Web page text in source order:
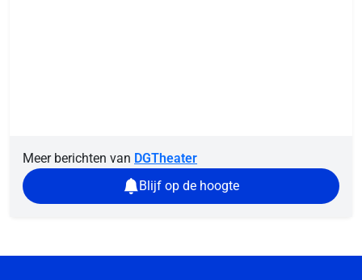
Meer berichten van DGTheater
Blijf op de hoogte